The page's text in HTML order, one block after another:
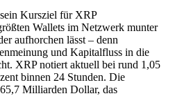
Kursziel für XRP
Wallets im Netzwerk munter
aufhorchen lässt – denn
und Kapitalfluss in die
XRP notiert aktuell bei rund 1,05
binnen 24 Stunden. Die
Milliarden Dollar, das